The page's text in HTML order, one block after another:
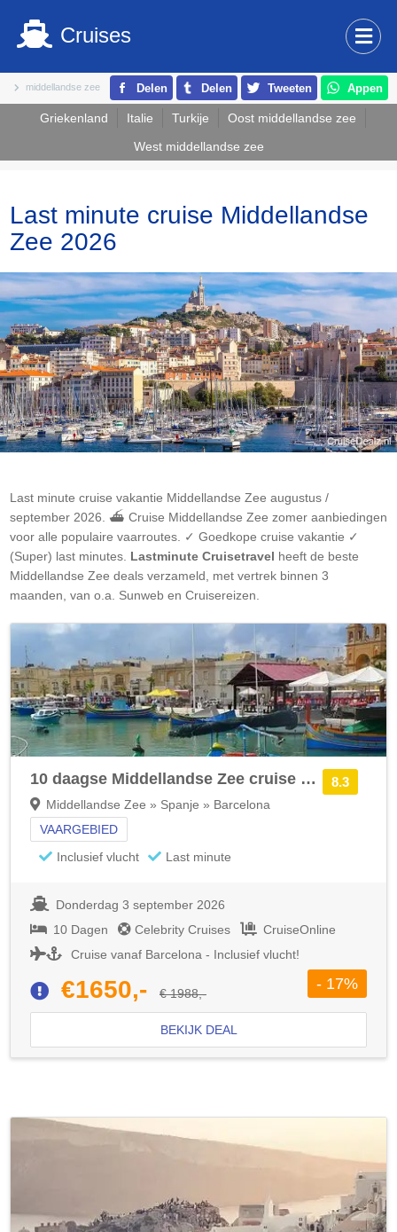
middellandse zee
Cruises
Griekenland Italie Turkije
Oost middellandse zee
West middellandse zee
Last minute cruise Middellandse
Zee 2026
Delen Delen Tweeten Appen
Last minute cruise vakantie Middellandse Zee augustus /
september 2026. ⛴ Cruise Middellandse Zee zomer aanbiedingen
voor alle populaire vaarroutes. ✓ Goedkope cruise vakantie ✓
(Super) last minutes. Lastminute Cruisetravel heeft de beste
Middellandse Zee deals verzameld, met vertrek binnen 3
maanden, van o.a. Sunweb en Cruisereizen.
8.3
10 daagse Middellandse Zee cruise met de Celebrity Equinox
Middellandse Zee » Spanje » Barcelona
VAARGEBIED
Inclusief vlucht
Last minute
Donderdag 3 september 2026
10 Dagen
Celebrity Cruises
CruiseOnline
Cruise vanaf Barcelona - Inclusief vlucht!
€1650,- € 1988,-
- 17%
BEKIJK DEAL